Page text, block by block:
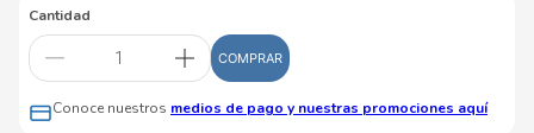
Cantidad
COMPRAR
Conoce nuestros medios de pago y nuestras promociones aquí